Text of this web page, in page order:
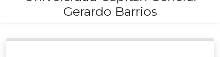
Gerardo Barrios